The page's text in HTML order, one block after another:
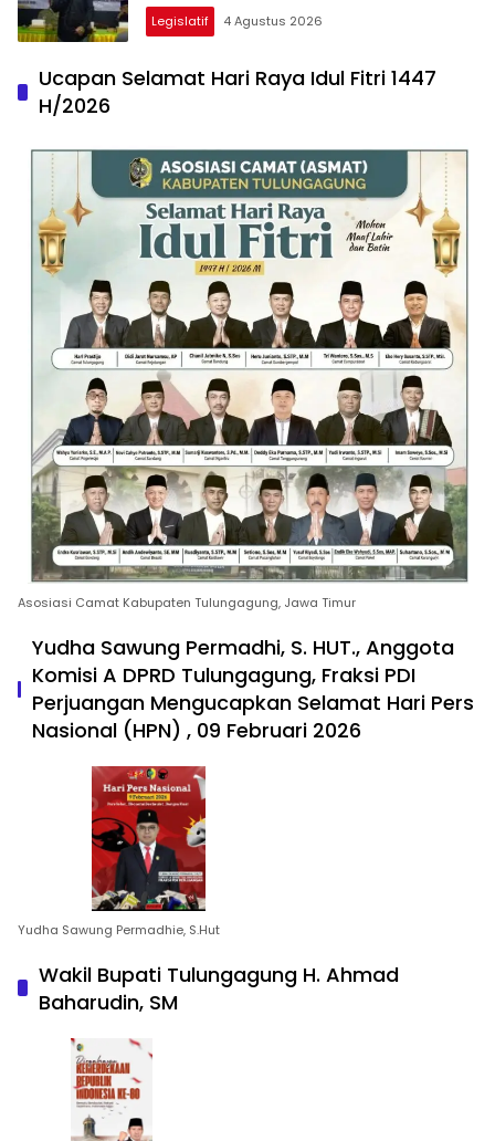
Legislatif 4 Agustus 2026
Ucapan Selamat Hari Raya Idul Fitri 1447
H/2026
Asosiasi Camat Kabupaten Tulungagung, Jawa Timur
Yudha Sawung Permadhi, S. HUT., Anggota
Komisi A DPRD Tulungagung, Fraksi PDI
Perjuangan Mengucapkan Selamat Hari Pers
Nasional (HPN) , 09 Februari 2026
Yudha Sawung Permadhie, S.Hut
Wakil Bupati Tulungagung H. Ahmad
Baharudin, SM